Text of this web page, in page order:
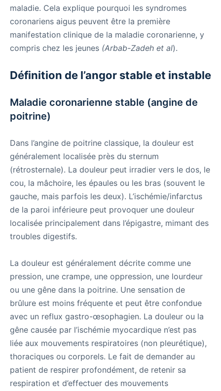
maladie. Cela explique pourquoi les syndromes
coronariens aigus peuvent être la première
manifestation clinique de la maladie coronarienne, y
compris chez les jeunes (Arbab-Zadeh et al).
Définition de l’angor stable et instable
Maladie coronarienne stable (angine de
poitrine)
Dans l’angine de poitrine classique, la douleur est
généralement localisée près du sternum
(rétrosternale). La douleur peut irradier vers le dos, le
cou, la mâchoire, les épaules ou les bras (souvent le
gauche, mais parfois les deux). L’ischémie/infarctus
de la paroi inférieure peut provoquer une douleur
localisée principalement dans l’épigastre, mimant des
troubles digestifs.
La douleur est généralement décrite comme une
pression, une crampe, une oppression, une lourdeur
ou une gêne dans la poitrine. Une sensation de
brûlure est moins fréquente et peut être confondue
avec un reflux gastro-œsophagien. La douleur ou la
gêne causée par l’ischémie myocardique n’est pas
liée aux mouvements respiratoires (non pleurétique),
thoraciques ou corporels. Le fait de demander au
patient de respirer profondément, de retenir sa
respiration et d’effectuer des mouvements